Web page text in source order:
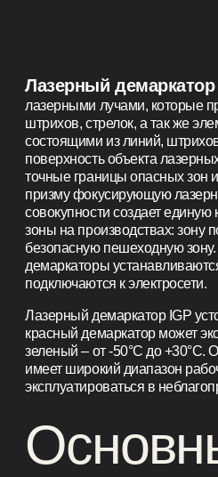
Лазерный демаркатор
лазерными лучами, которые
штрихов, стрелок, а так же
состоящими из линий,
поверхность объекта
точные границы опасных зон
призму фокусирующую
совокупности создает
зоны на производствах: зону
безопасную пешеходную
демаркаторы
подключаются к электросети.
Лазерный демаркатор IGP
красный демаркатор может
зеленый – от -50°С до +30°С.
имеет широкий диапазон
эксплуатироваться в